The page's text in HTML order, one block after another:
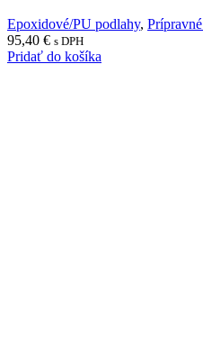
Epoxidové/PU podlahy,
95,40 € s DPH
Pridať do košíka